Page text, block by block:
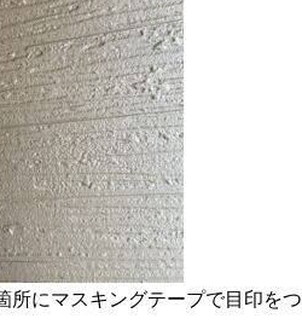
所にマスキングテープで目印をつ